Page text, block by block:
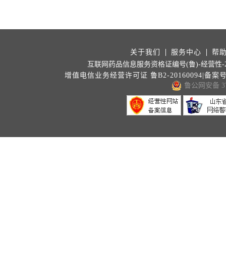
关于我们 服务中心
帮
互联网药品信息服务资格证编号(鲁)-经营性-
增值电信业务经营许可证 鲁B2-20160094|备案
鲁公网安备